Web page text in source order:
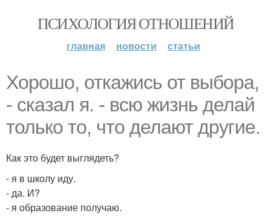
ПСИХОЛОГИЯ ОТНОШЕНИЙ
главная новости статьи
Хорошо, откажись от выбора,
- сказал я. - всю жизнь делай
только то, что делают другие.
Как это будет выглядеть?
- я в школу иду.
- да. И?
- я образование получаю.